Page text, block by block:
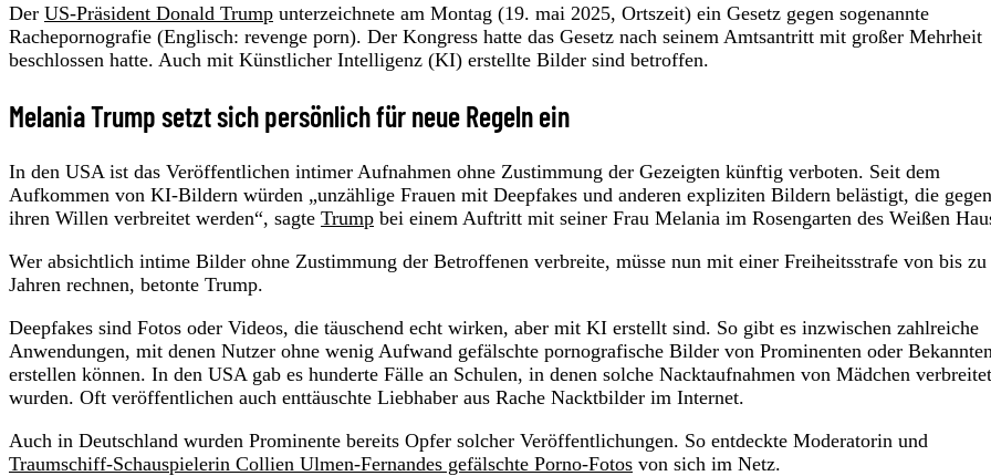
Der US-Präsident Donald Trump unterzeichnete am Montag (19. mai 2025, Ortszeit) ein Gesetz gegen sogenannte
Rachepornografie (Englisch: revenge porn). Der Kongress hatte das Gesetz nach seinem Amtsantritt mit großer Mehrheit
beschlossen hatte. Auch mit Künstlicher Intelligenz (KI) erstellte Bilder sind betroffen.
Melania Trump setzt sich persönlich für neue Regeln ein
In den USA ist das Veröffentlichen intimer Aufnahmen ohne Zustimmung der Gezeigten künftig verboten. Seit dem
Aufkommen von KI-Bildern würden „unzählige Frauen mit Deepfakes und anderen expliziten Bildern belästigt, die gegen
ihren Willen verbreitet werden“, sagte Trump bei einem Auftritt mit seiner Frau Melania im Rosengarten des Weißen
Wer absichtlich intime Bilder ohne Zustimmung der Betroffenen verbreite, müsse nun mit einer Freiheitsstrafe von bis zu
Jahren rechnen, betonte Trump.
Deepfakes sind Fotos oder Videos, die täuschend echt wirken, aber mit KI erstellt sind. So gibt es inzwischen zahlreiche
Anwendungen, mit denen Nutzer ohne wenig Aufwand gefälschte pornografische Bilder von Prominenten oder Bekannten
erstellen können. In den USA gab es hunderte Fälle an Schulen, in denen solche Nacktaufnahmen von Mädchen verbreitet
wurden. Oft veröffentlichen auch enttäuschte Liebhaber aus Rache Nacktbilder im Internet.
Auch in Deutschland wurden Prominente bereits Opfer solcher Veröffentlichungen. So entdeckte Moderatorin und
Traumschiff-Schauspielerin Collien Ulmen-Fernandes gefälschte Porno-Fotos von sich im Netz.